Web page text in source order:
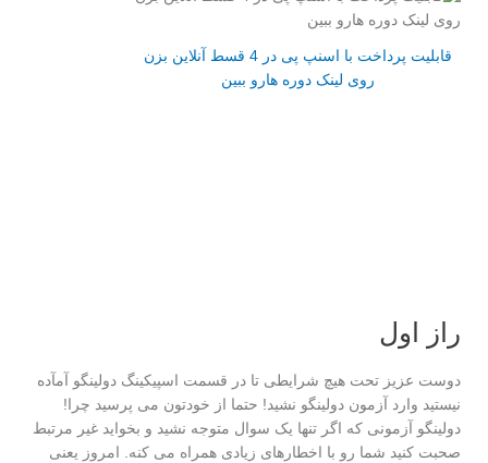
قابلیت پرداخت با اسنپ پی در 4 قسط آنلاین بزن
روی لینک دوره هارو ببین
راز اول
دوست عزیز تحت هیچ شرایطی تا در قسمت اسپیکینگ دولینگو آمآده
نیستید وارد آزمون دولینگو نشید! حتما از خودتون می پرسید چرا!
دولینگو آزمونی که اگر تنها یک سوال متوجه نشید و بخواید غیر مرتبط
صحبت کنید شما رو با اخطارهای زیادی همراه می کنه. امروز یعنی